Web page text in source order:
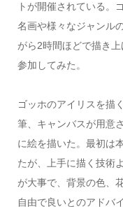
トが開催されている。
名画や様々なジャンル
がら2時間ほどで描き
参加してみた。
ゴッホのアイリスを描
筆、キャンバスが用意
に絵を描いた。最初は
たが、上手に描く技術
が大事で、背景の色、
自由で良いとのアドバ